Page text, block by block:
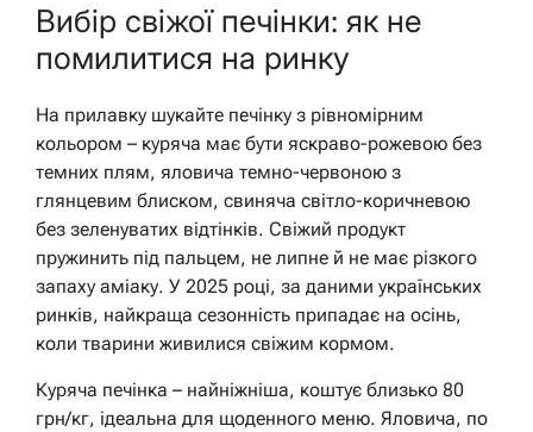
Вибір свіжої печінки: як не
помилитися на ринку
На прилавку шукайте печінку з рівномірним
кольором – куряча має бути яскраво-рожевою без
темних плям, яловича темно-червоною з
глянцевим блиском, свиняча світло-коричневою
без зеленуватих відтінків. Свіжий продукт
пружинить під пальцем, не липне й не має різкого
запаху аміаку. У 2025 році, за даними українських
ринків, найкраща сезонність припадає на осінь,
коли тварини живилися свіжим кормом.
Куряча печінка – найніжніша, коштує близько 80
грн/кг, ідеальна для щоденного меню. Яловича, по